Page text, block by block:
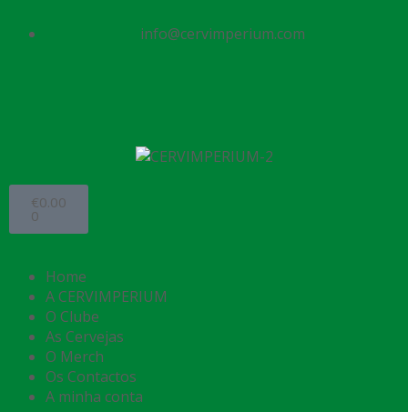
info@cervimperium.com
€0.00
0
Home
A CERVIMPERIUM
O Clube
As Cervejas
O Merch
Os Contactos
A minha conta